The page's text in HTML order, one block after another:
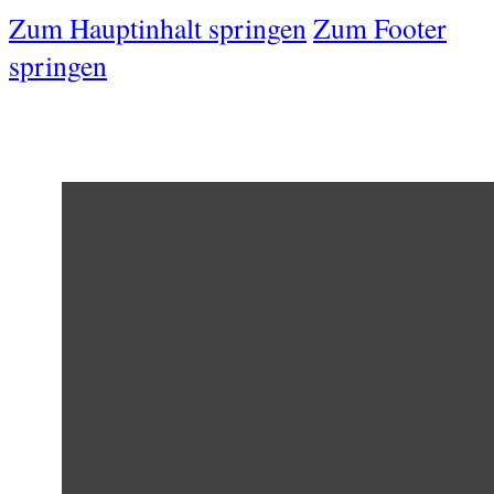
Zum Hauptinhalt springenZum Footer
springen